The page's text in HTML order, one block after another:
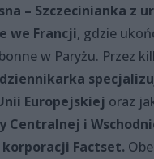
– Szczecinianka z
we Francji, gdzie
w Paryżu. Przez
dziennikarka
Europejskiej oraz
Centralnej i
Factset.